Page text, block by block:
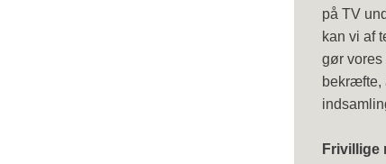
på TV
kan vi af
gør vores
bekræfte,
Frivillige